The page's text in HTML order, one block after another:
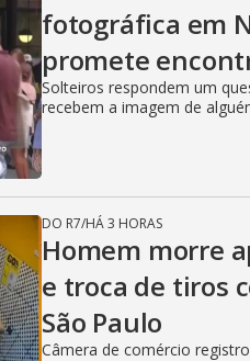
fotográfica em
promete
Solteiros respondem um
recebem a imagem de
DO R7/HÁ 3 HORAS
Homem morre
e troca de tiros
São Paulo
Câmera de comércio